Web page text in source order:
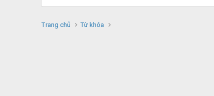
Trang chủ Từ khóa